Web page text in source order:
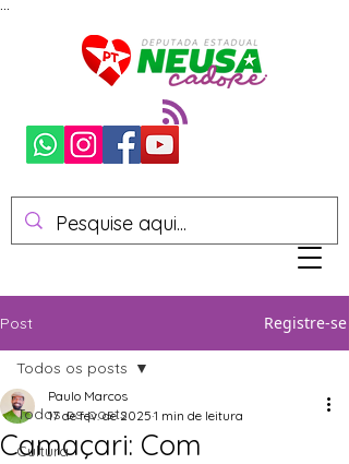
Post Registre-se
Todos os posts
Cultura
Todos os posts
Camaçari: Com
Paulo Marcos
17 de fev. de 2025 1 min de leitura